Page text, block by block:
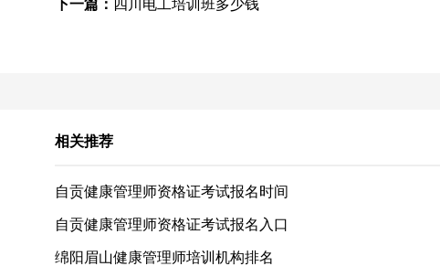
下一篇： 四川电工培训班多少钱
相关推荐
自贡健康管理师资格证考试报名时间
自贡健康管理师资格证考试报名入口
绵阳眉山健康管理师培训机构排名